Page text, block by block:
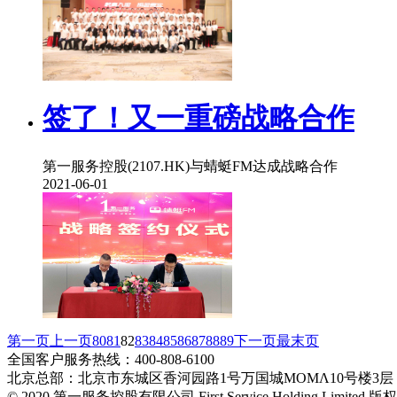
签了！又一重磅战略合作
第一服务控股(2107.HK)与蜻蜓FM达成战略合作
2021-06-01
第一页 上一页80818283848586878889下一页最末页
全国客户服务热线：400-808-6100
北京总部：北京市东城区香河园路1号万国城MOMΛ10号楼3层